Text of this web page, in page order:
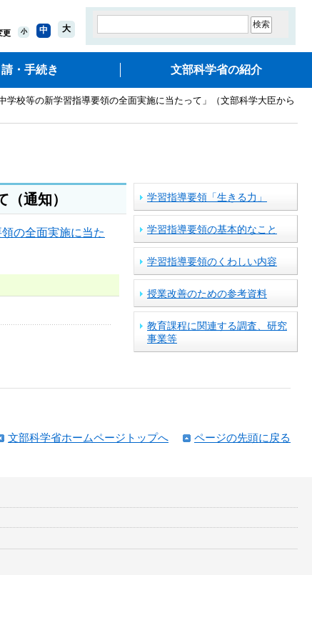
更 小 中 大
・手続き 文部科学省の紹介
学校等の新学習指導要領の全面実施に当たって」（文部科学大臣から
通知）
の全面実施に当た
学習指導要領「生きる力」
学習指導要領の基本的なこと
学習指導要領のくわしい内容
授業改善のための参考資料
教育課程に関連する調査、研究
事業等
ページの先頭に戻る
文部科学省ホームページトップへ